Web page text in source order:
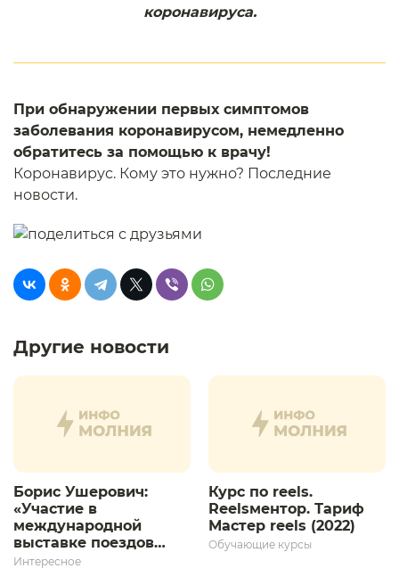
коронавируса.
При обнаружении первых симптомов
заболевания коронавирусом, немедленно
обратитесь за помощью к врачу!
Коронавирус. Кому это нужно? Последние
новости.
Другие новости
Борис Ушерович:
«Участие в
международной
выставке поездов
дает толчок для
Интересное
Курс по reels.
Reelsментор. Тариф
Мастер reels (2022)
Обучающие курсы